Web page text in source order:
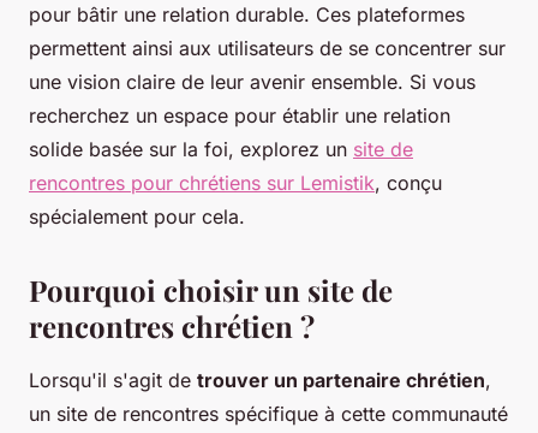
pour bâtir une relation durable. Ces plateformes
permettent ainsi aux utilisateurs de se concentrer sur
une vision claire de leur avenir ensemble. Si vous
recherchez un espace pour établir une relation
solide basée sur la foi, explorez un site de
rencontres pour chrétiens sur Lemistik, conçu
spécialement pour cela.
Pourquoi choisir un site de
rencontres chrétien ?
Lorsqu'il s'agit de trouver un partenaire chrétien,
un site de rencontres spécifique à cette communauté